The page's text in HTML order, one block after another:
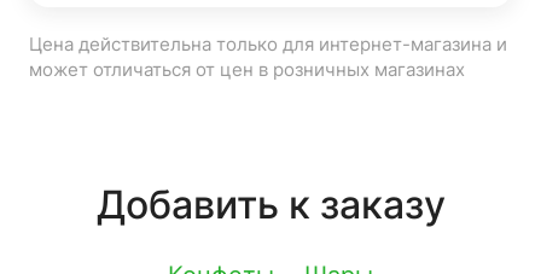
Цена действительна только для интернет-магазина и
может отличаться от цен в розничных магазинах
Добавить к заказу